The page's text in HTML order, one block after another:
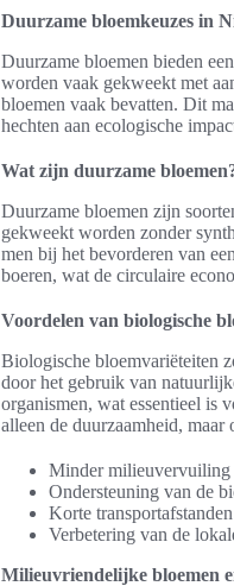
Duurzame bloemkeuzes in
Duurzame bloemen bieden
worden vaak gekweekt met
bloemen vaak bevatten. Dit
hechten aan ecologische
Wat zijn duurzame
Duurzame bloemen zijn
gekweekt worden zonder
men bij het bevorderen van
boeren, wat de circulaire
Voordelen van biologische
Biologische bloemvariëteiten
door het gebruik van
organismen, wat essentieel is
alleen de duurzaamheid, maar
Minder milieuvervuiling
Ondersteuning van de
Korte transportafstanden
Verbetering van de
Milieuvriendelijke bloemen